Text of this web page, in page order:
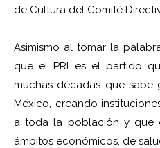
de Cultura del Comité
Asimismo al tomar la
que el PRI es el partido
muchas décadas que
México, creando
a toda la población y que
ámbitos económicos, de